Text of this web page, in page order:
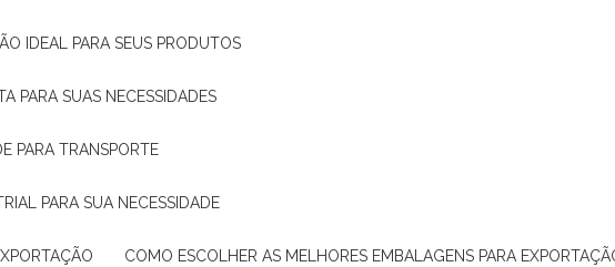
IDEAL PARA SEUS PRODUTOS
PARA SUAS NECESSIDADES
PARA TRANSPORTE
PARA SUA NECESSIDADE
COMO ESCOLHER AS MELHORES EMBALAGENS PARA